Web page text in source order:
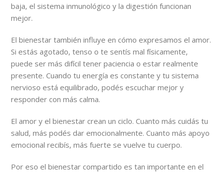
baja, el sistema inmunológico y la digestión funcionan
mejor.
El bienestar también influye en cómo expresamos el amor.
Si estás agotado, tenso o te sentís mal físicamente,
puede ser más difícil tener paciencia o estar realmente
presente. Cuando tu energía es constante y tu sistema
nervioso está equilibrado, podés escuchar mejor y
responder con más calma.
El amor y el bienestar crean un ciclo. Cuanto más cuidás tu
salud, más podés dar emocionalmente. Cuanto más apoyo
emocional recibís, más fuerte se vuelve tu cuerpo.
Por eso el bienestar compartido es tan importante en el